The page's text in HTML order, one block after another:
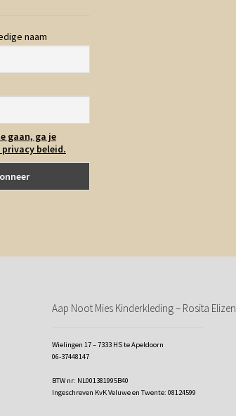
naam
gaan, ga je
beleid.
Aap Noot Mies Kinderkleding – Rosita Elizen
Wielingen 17 – 7333 HS te Apeldoorn
06-37448147
BTW nr: NL001381995B40
Ingeschreven KvK Veluwe en Twente: 08124599